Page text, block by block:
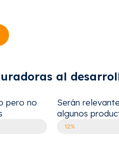
al
pero no
Serán
algunos
12%